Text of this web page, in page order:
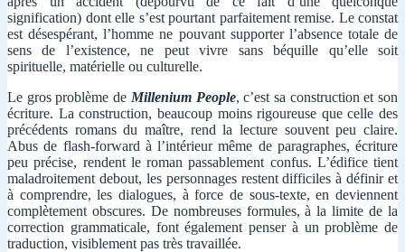
signification) dont elle s’est pourtant parfaitement remise. Le constat
est désespérant, l’homme ne pouvant supporter l’absence totale de
sens de l’existence, ne peut vivre sans béquille qu’elle soit
spirituelle, matérielle ou culturelle.
Le gros problème de Millenium People, c’est sa construction et son
écriture. La construction, beaucoup moins rigoureuse que celle des
précédents romans du maître, rend la lecture souvent peu claire.
Abus de flash-forward à l’intérieur même de paragraphes, écriture
peu précise, rendent le roman passablement confus. L’édifice tient
maladroitement debout, les personnages restent difficiles à définir et
à comprendre, les dialogues, à force de sous-texte, en deviennent
complètement obscures. De nombreuses formules, à la limite de la
correction grammaticale, font également penser à un problème de
traduction, visiblement pas très travaillée.